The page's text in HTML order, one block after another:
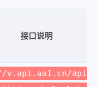
接口说明
v.api.aa1.cn/api/